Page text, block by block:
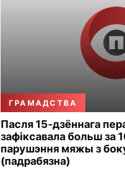
ГРАМАДСТВА
Пасля 15-дзённага
зафіксавала больш за
парушэння мяжы з
(падрабязна)